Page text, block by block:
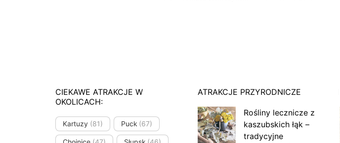
CIEKAWE ATRAKCJE W
OKOLICACH:
Kartuzy (81) Puck (67)
ATRAKCJE PRZYRODNICZE
Rośliny lecznicze z
kaszubskich łąk –
tradycyjne